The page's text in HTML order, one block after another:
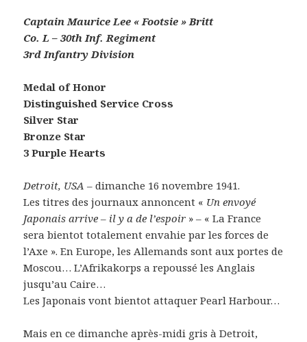
Captain Maurice Lee « Footsie » Britt
Co. L – 30th Inf. Regiment
3rd Infantry Division
Medal of Honor
Distinguished Service Cross
Silver Star
Bronze Star
3 Purple Hearts
Detroit, USA – dimanche 16 novembre 1941.
Les titres des journaux annoncent « Un envoyé
Japonais arrive – il y a de l’espoir » – « La France
sera bientot totalement envahie par les forces de
l’Axe ». En Europe, les Allemands sont aux portes de
Moscou… L’Afrikakorps a repoussé les Anglais
jusqu’au Caire…
Les Japonais vont bientot attaquer Pearl Harbour…
Mais en ce dimanche après-midi gris à Detroit,